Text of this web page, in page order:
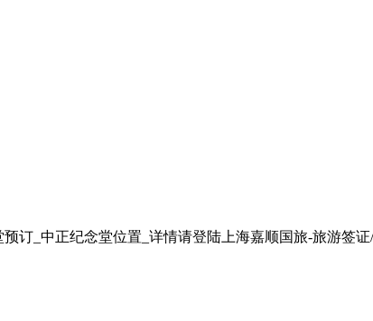
订_中正纪念堂位置_详情请登陆上海嘉顺国旅-旅游签